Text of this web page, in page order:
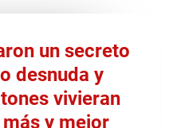
un secreto
desnuda y
vivieran
y mejor